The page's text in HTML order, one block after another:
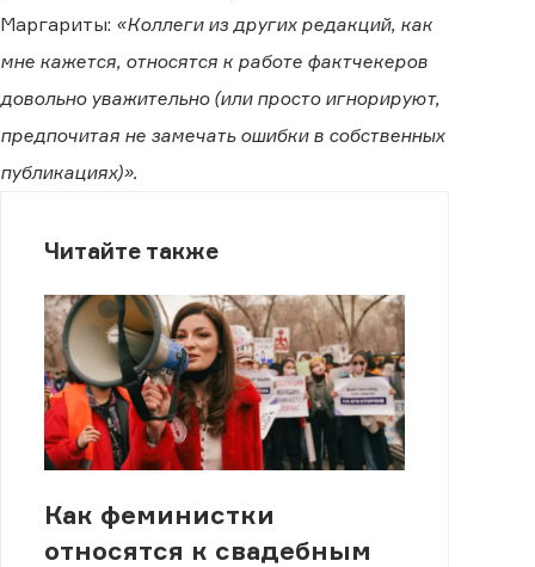
Маргариты: «Коллеги из других редакций, как
мне кажется, относятся к работе фактчекеров
довольно уважительно (или просто игнорируют,
предпочитая не замечать ошибки в собственных
публикациях)».
Читайте также
Как феминистки
относятся к свадебным